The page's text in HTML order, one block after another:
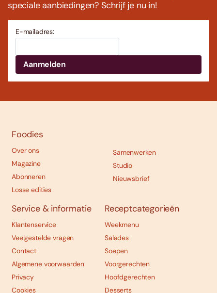
speciale aanbiedingen? Schrijf je nu in!
E-mailadres:
Foodies
Over ons
Magazine
Abonneren
Losse edities
Samenwerken
Studio
Nieuwsbrief
Service & informatie
Klantenservice
Veelgestelde vragen
Contact
Algemene voorwaarden
Privacy
Cookies
Receptcategorieën
Weekmenu
Salades
Soepen
Voorgerechten
Hoofdgerechten
Desserts